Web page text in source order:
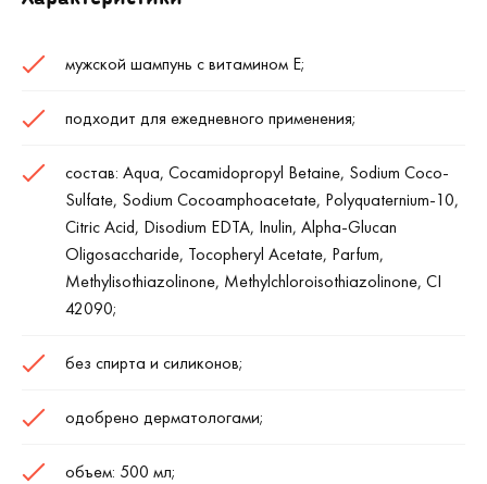
мужской шампунь с витамином Е;
подходит для ежедневного применения;
состав: Aqua, Cocamidopropyl Betaine, Sodium Coco-
Sulfate, Sodium Cocoamphoacetate, Polyquaternium-10,
Citric Acid, Disodium EDTA, Inulin, Alpha-Glucan
Oligosaccharide, Tocopheryl Acetate, Parfum,
Methylisothiazolinone, Methylchloroisothiazolinone, CI
42090;
без спирта и силиконов;
одобрено дерматологами;
объем: 500 мл;